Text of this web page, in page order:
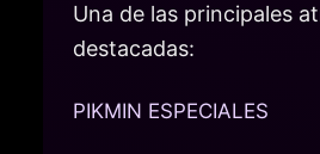
Una de las principales
destacadas:
PIKMIN ESPECIALES